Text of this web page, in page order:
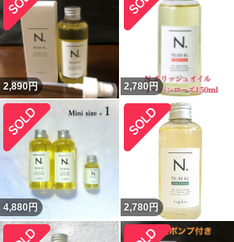
2,890円 2,780円
4,880円 2,780 円